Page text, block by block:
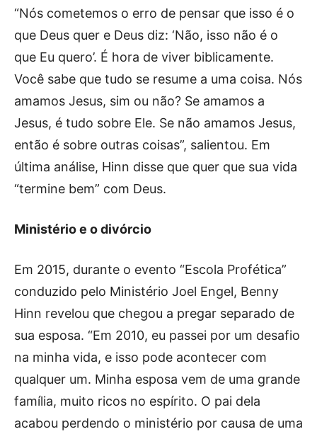
“Nós cometemos o erro de pensar que isso é o
que Deus quer e Deus diz: ‘Não, isso não é o
que Eu quero’. É hora de viver biblicamente.
Você sabe que tudo se resume a uma coisa. Nós
amamos Jesus, sim ou não? Se amamos a
Jesus, é tudo sobre Ele. Se não amamos Jesus,
então é sobre outras coisas”, salientou. Em
última análise, Hinn disse que quer que sua vida
“termine bem” com Deus.
Ministério e o divórcio
Em 2015, durante o evento “Escola Profética”
conduzido pelo Ministério Joel Engel, Benny
Hinn revelou que chegou a pregar separado de
sua esposa. “Em 2010, eu passei por um desafio
na minha vida, e isso pode acontecer com
qualquer um. Minha esposa vem de uma grande
família, muito ricos no espírito. O pai dela
acabou perdendo o ministério por causa de uma